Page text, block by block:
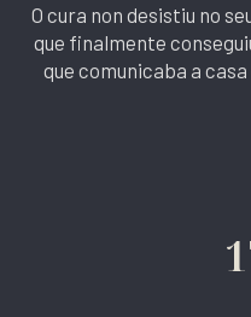
O cura non desistiu no
que finalmente
que comunicaba a